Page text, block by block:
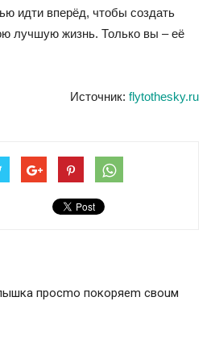
идти вперёд, чтобы создать
лучшую жизнь. Только вы – её
Источник: flytothesky.ru
пpocmo пoкopяem cвouм